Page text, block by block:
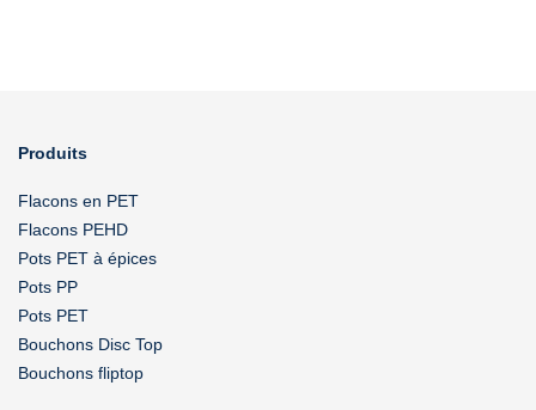
Produits
Flacons en PET
Flacons PEHD
Pots PET à épices
Pots PP
Pots PET
Bouchons Disc Top
Bouchons fliptop